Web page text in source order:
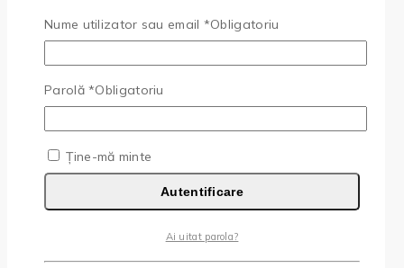
Nume utilizator sau email *Obligatoriu
Parolă*Obligatoriu
Ține-mă minte
Autentificare
Ai uitat parola?